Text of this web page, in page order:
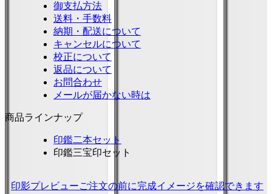
御支払方法
送料・手数料
納期・配送について
キャンセルについて
校正について
返品について
お問合わせ
メールが届かない時は
商品ラインナップ
印鑑二本セット
印鑑三宝印セット
印影プレビューご注文の前に完成イメージを確認できます